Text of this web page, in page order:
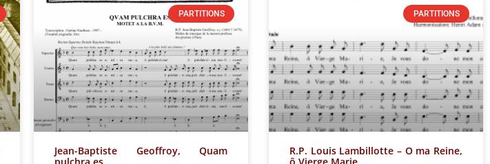
PARTITIONS
Jean-Baptiste Geoffroy, Quam
PARTITIONS
R.P. Louis Lambillotte – O ma Reine,